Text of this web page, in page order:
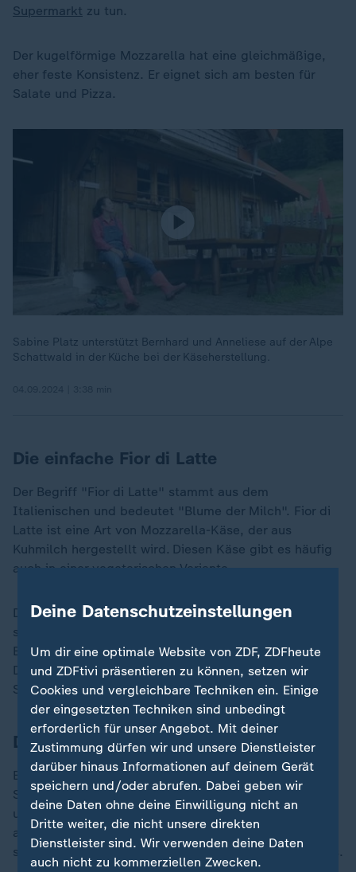
Supermarkt zu tun.
Der kugelförmige Mozzarella hat eine gleichmäßige,
eher feste Konsistenz. Er eignet sich am besten für
Salate und Pizza.
Sabine Platz unterstützt Bernhard und Anneliese auf der Alpe
Schattwald in der Küche bei der Käseherstellung.
Die einfache Fior di Latte
Der Begriff "Fior di Latte" stammt aus dem
Italienischen und bedeutet "Blume der Milch". Fior di
Latte ist eine Art von Mozzarella-Käse, der aus
Kuhmilch hergestellt wird. Diesen Käse gibt es häufig
auch in einer vegetarischen Variante.
Der Käse hat einen feinen, cremigen und nicht zu
salzigen Geschmack. Er ist im Vergleich zu
Büffelmozzarella fester und auch etwas gummiartig.
Die "Fior di Latte" eignet sich für Pizza, Pasta oder
Salate.
Die luxuriöse Burrata
Burrata ist ein Frischkäse aus Kuhmilch, der aus zwei
Schichten besteht: die äußere Schicht aus Mozzarella
und das Innere aus Mozzarellasträngen und Sahne,
auch Stracciatella genannt. Die leicht süß
schmeckende Füllung fließt beim Aufschneiden heraus.
Deine Datenschutzeinstellungen
Um dir eine optimale Website von ZDF, ZDFheute
und ZDFtivi präsentieren zu können, setzen wir
Cookies und vergleichbare Techniken ein. Einige
der eingesetzten Techniken sind unbedingt
erforderlich für unser Angebot. Mit deiner
Zustimmung dürfen wir und unsere Dienstleister
darüber hinaus Informationen auf deinem Gerät
speichern und/oder abrufen. Dabei geben wir
deine Daten ohne deine Einwilligung nicht an
Dritte weiter, die nicht unsere direkten
Dienstleister sind. Wir verwenden deine Daten
auch nicht zu kommerziellen Zwecken.